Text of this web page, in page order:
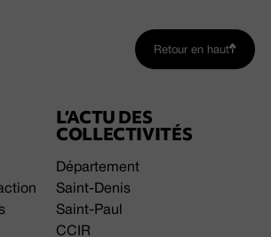
Retour en haut
L’ACTU DES
COLLECTIVITÉS
Département
Saint-Denis
Saint-Paul
CCIR